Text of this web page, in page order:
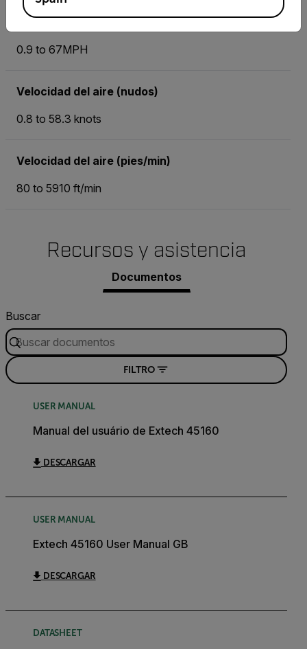
Velocidad del aire (mph)
0.9 to 67MPH
Velocidad del aire (nudos)
0.8 to 58.3 knots
Velocidad del aire (pies/min)
80 to 5910 ft/min
Recursos y asistencia
Documentos
Buscar
FILTRO
USER MANUAL
Manual del usuário de Extech 45160
DESCARGAR
USER MANUAL
Extech 45160 User Manual GB
DESCARGAR
DATASHEET